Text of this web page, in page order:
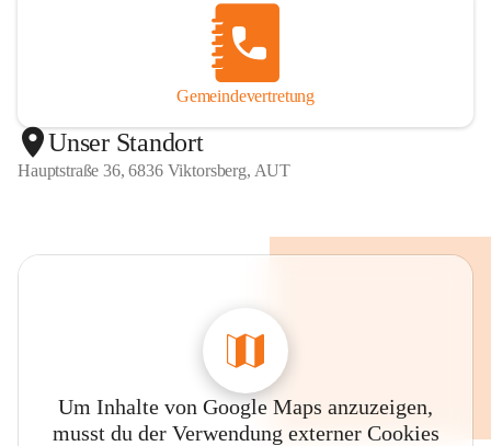
Gemeindevertretung
Unser Standort
Hauptstraße 36, 6836 Viktorsberg, AUT
Um Inhalte von Google Maps anzuzeigen,
musst du der Verwendung externer Cookies